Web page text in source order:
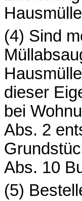
(4) Sind
dieser
bei
Abs. 2
Abs. 10
(5)